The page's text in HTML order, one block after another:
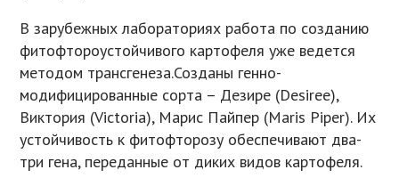
В зарубежных лабораториях работа по созданию
фитофтороустойчивого картофеля уже ведется
методом трансгенеза.Созданы генно-
модифицированные сорта – Дезире (Desiree),
Виктория (Victoria), Марис Пайпер (Maris Piper). Их
устойчивость к фитофторозу обеспечивают два-
три гена, переданные от диких видов картофеля.